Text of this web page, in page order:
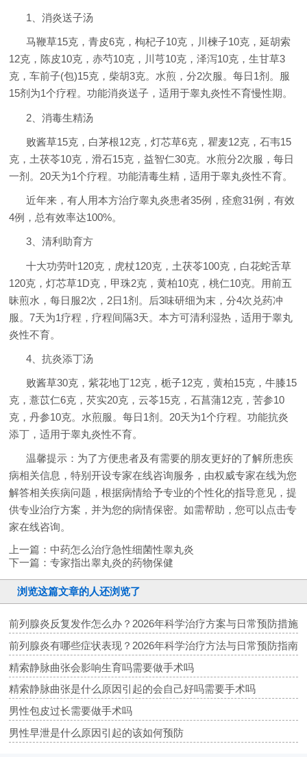
1、消炎送子汤
马鞭草15克，青皮6克，枸杞子10克，川楝子10克，延胡索
12克，陈皮10克，赤芍10克，川芎10克，泽泻10克，生甘草3
克，车前子(包)15克，柴胡3克。水煎，分2次服。每日1剂。服
15剂为1个疗程。功能消炎送子，适用于睾丸炎性不育慢性期。
2、消毒生精汤
败酱草15克，白茅根12克，灯芯草6克，瞿麦12克，石韦15
克，土茯苓10克，滑石15克，益智仁30克。水煎分2次服，每日
一剂。20天为1个疗程。功能清毒生精，适用于睾丸炎性不育。
近年来，有人用本方治疗睾丸炎患者35例，痊愈31例，有效
4例，总有效率达100%。
3、清利助育方
十大功劳叶120克，虎杖120克，土茯苓100克，白花蛇舌草
120克，灯芯草1D克，甲珠2克，黄柏10克，桃仁10克。用前五
昧煎水，每日服2次，2日1剂。后3味研细为末，分4次兑药冲
服。7天为1疗程，疗程间隔3天。本方可清利湿热，适用于睾丸
炎性不育。
4、抗炎添丁汤
败酱草30克，紫花地丁12克，栀子12克，黄柏15克，牛膝15
克，薏苡仁6克，芡实20克，云苓15克，石菖蒲12克，苦参10
克，丹参10克。水煎服。每日1剂。20天为1个疗程。功能抗炎
添丁，适用于睾丸炎性不育。
温馨提示：为了方便患者及有需要的朋友更好的了解所患疾
病相关信息，特别开设专家在线咨询服务，由权威专家在线为您
解答相关疾病问题，根据病情给予专业的个性化的指导意见，提
供专业治疗方案，并为您的病情保密。如需帮助，您可以点击专
家在线咨询。
上一篇： 中药怎么治疗急性细菌性睾丸炎
下一篇： 专家指出睾丸炎的药物保健
浏览这篇文章的人还浏览了
前列腺炎反复发作怎么办？2026年科学治疗方案与日常预防措施
前列腺炎有哪些症状表现？2026年科学治疗方法与日常预防指南
精索静脉曲张会影响生育吗需要做手术吗
精索静脉曲张是什么原因引起的会自己好吗需要手术吗
男性包皮过长需要做手术吗
男性早泄是什么原因引起的该如何预防